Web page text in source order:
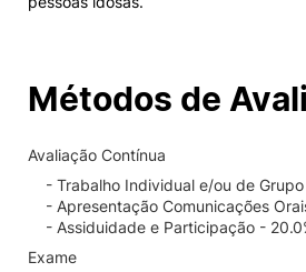
Métodos de
Avaliação Contínua
- Trabalho Individual e/ou de
- Apresentação Comunicações
- Assiduidade e Participação -
Exame